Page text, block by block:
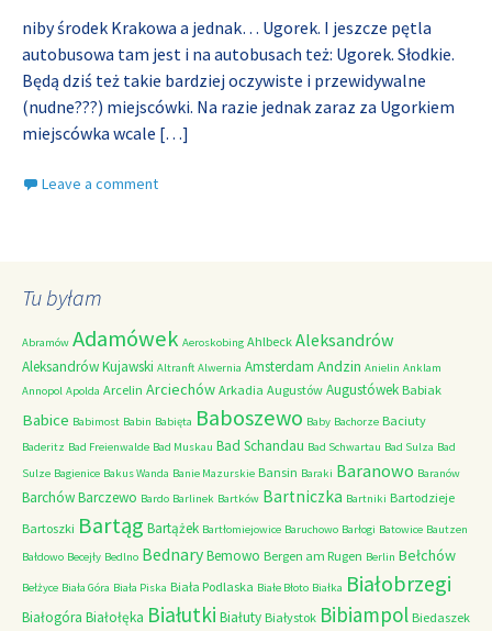
niby środek Krakowa a jednak… Ugorek. I jeszcze pętla
autobusowa tam jest i na autobusach też: Ugorek. Słodkie.
Będą dziś też takie bardziej oczywiste i przewidywalne
(nudne???) miejscówki. Na razie jednak zaraz za Ugorkiem
miejscówka wcale […]
Leave a comment
Tu byłam
Abramów Adamówek Aeroskobing Ahlbeck Aleksandrów
Aleksandrów Kujawski Altranft Alwernia Amsterdam Andzin Anielin Anklam
Annopol Apolda Arcelin Arciechów Arkadia Augustów Augustówek Babiak
Babice Babimost Babin Babięta Baboszewo Baby Bachorze Baciuty
Baderitz Bad Freienwalde Bad Muskau Bad Schandau Bad Schwartau Bad Sulza Bad
Sulze Bagienice Bakus Wanda Banie Mazurskie Bansin Baraki Baranowo Baranów
BarchówBarczewo Bardo Barlinek Bartków Bartniczka Bartniki Bartodzieje
Bartoszki Bartąg Bartążek Bartłomiejowice Baruchowo Barłogi Batowice Bautzen
Bałdowo Becejły Bedlno BednaryBemowo Bergen am Rugen Berlin Bełchów
Bełżyce Biała Góra Biała Piska Biała Podlaska Białe Błoto Białka Białobrzegi
Białogóra Białołęka Białutki Białuty Białystok Bibiampol Biedaszek